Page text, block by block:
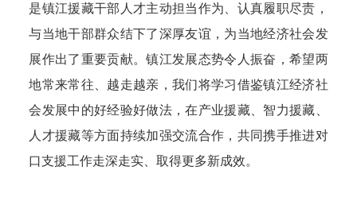
是镇江援藏干部人才主动担当作为、认真履职尽责，
与当地干部群众结下了深厚友谊，为当地经济社会发
展作出了重要贡献。镇江发展态势令人振奋，希望两
地常来常往、越走越亲，我们将学习借鉴镇江经济社
会发展中的好经验好做法，在产业援藏、智力援藏、
人才援藏等方面持续加强交流合作，共同携手推进对
口支援工作走深走实、取得更多新成效。